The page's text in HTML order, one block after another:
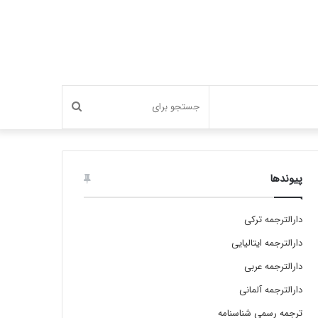
جستجو
برای
پیوندها
دارالترجمه ترکی
دارالترجمه ایتالیایی
دارالترجمه عربی
دارالترجمه آلمانی
ترجمه رسمی شناسنامه